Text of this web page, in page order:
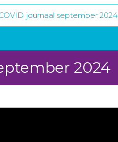
journaal september 2024
2024